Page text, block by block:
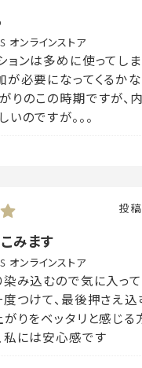
オンラインストア
ョンは多めに使ってし
が必要になってくるかな
りのこの時期ですが、
のですが。。。
みます
投稿
オンラインストア
染み込むので気に入っ
度つけて、最後押さえ込
がりをベッタリと感じる
私には安心感です